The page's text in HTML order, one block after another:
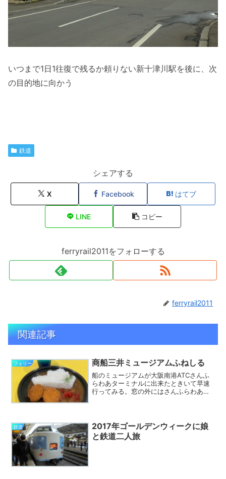
いつまで1日1往復で残るか頼りない新十津川駅を後に、次
の目的地に向かう
鉄道
シェアする
X Facebook はてブ
LINE コピー
ferryrail2011をフォローする
ferryrail2011
関連記事
フェリー 商船三井ミュージアムふねしる
船のミュージアムが大阪南港ATCさんふ
らわあターミナルに出来たときいて早速
行ってみる。窓の外にはさんふらわあが
あミュージアムの近くに...
鉄道
2017年ゴールデンウィークに娘
と鉄道二人旅